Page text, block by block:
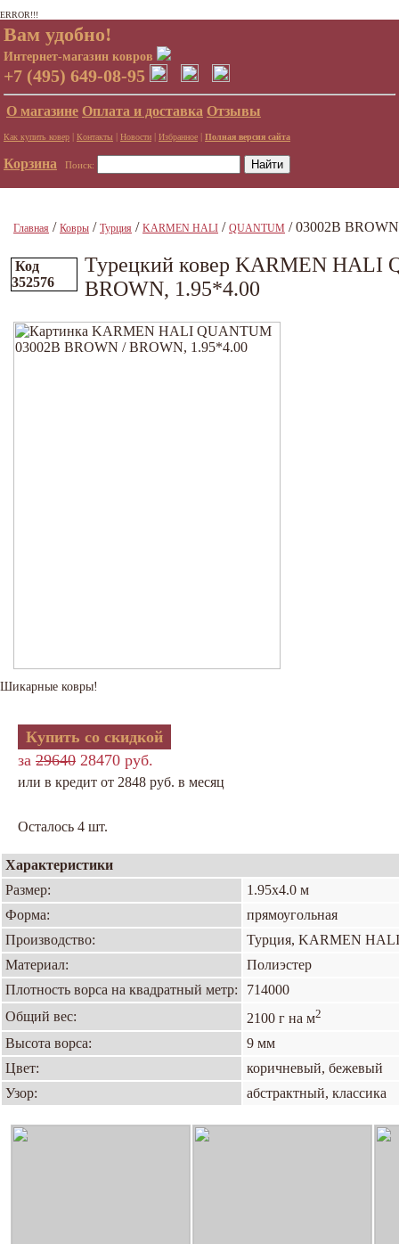
ERROR!!!
Вам удобно!
Интернет-магазин ковров
+7 (495) 649-08-95
О магазине Оплата и доставка Отзывы
Как купить ковер | Контакты | Новости | Избранное | Полная версия сайта
Корзина Поиск:
Главная / Ковры / Турция / KARMEN HALI / QUANTUM / 03002B
Код
352576
Турецкий ковер KARMEN HALI
BROWN, 1.95*4.00
Шикарные ковры!
Купить со скидкой
за 29640 28470 руб.
или в кредит от 2848 руб. в месяц
Осталось 4 шт.
Характеристики
Размер:
1.95х4.0 м
Форма:
прямоугольная
Производство:
Турция, KARMEN HALI
Материал:
Полиэстер
Плотность ворса на квадратный метр:
714000
Общий вес:
2100 г на м2
Высота ворса:
9 мм
Цвет:
коричневый, бежевый
Узор:
абстрактный, классика